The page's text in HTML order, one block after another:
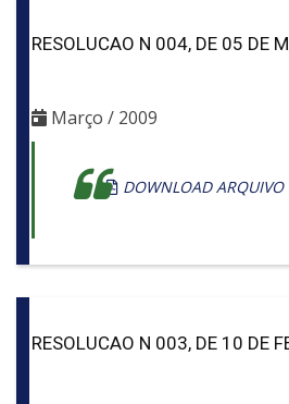
RESOLUCAO N 004, DE 05 DE
Março / 2009
DOWNLOAD ARQUIVO
RESOLUCAO N 003, DE 10 DE